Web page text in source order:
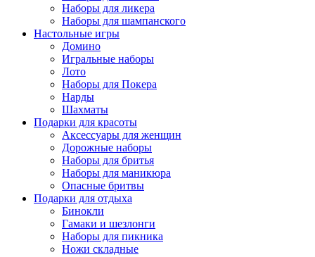
Наборы для ликера
Наборы для шампанского
Настольные игры
Домино
Игральные наборы
Лото
Наборы для Покера
Нарды
Шахматы
Подарки для красоты
Аксессуары для женщин
Дорожные наборы
Наборы для бритья
Наборы для маникюра
Опасные бритвы
Подарки для отдыха
Бинокли
Гамаки и шезлонги
Наборы для пикника
Ножи складные